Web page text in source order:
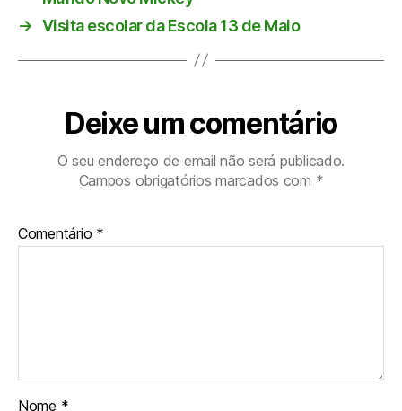
→ Visita escolar da Escola 13 de Maio
Deixe um comentário
O seu endereço de email não será publicado.
Campos obrigatórios marcados com *
Comentário *
Nome *